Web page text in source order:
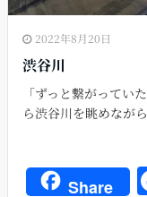
2022年8月20日
渋谷川
「ずっと繋がって
ら渋谷川を眺めながら
Share